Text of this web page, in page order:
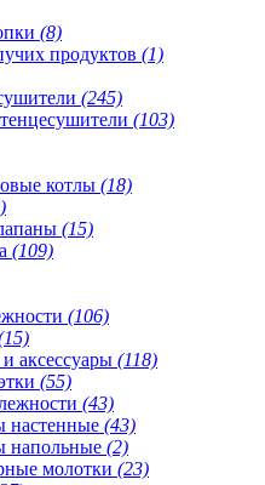
(8)
продуктов (1)
(245)
(103)
котлы (18)
(15)
(109)
(106)
аксессуары (118)
(55)
(43)
настенные (43)
напольные (2)
молотки (23)